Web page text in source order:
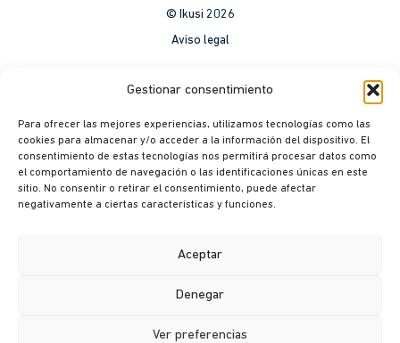
Gestionar consentimiento
Para ofrecer las mejores experiencias, utilizamos tecnologías como las
cookies para almacenar y/o acceder a la información del dispositivo. El
consentimiento de estas tecnologías nos permitirá procesar datos como
el comportamiento de navegación o las identificaciones únicas en este
sitio. No consentir o retirar el consentimiento, puede afectar
negativamente a ciertas características y funciones.
Aceptar
Denegar
Ver preferencias
© Ikusi 2026
Aviso legal
Política de Privacidad
México
Colombia
México
Canal ético